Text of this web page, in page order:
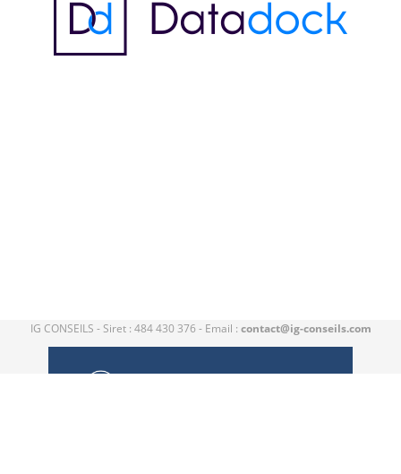
IG CONSEILS - Siret : 484 430 376 - Email : contact@ig-conseils.com